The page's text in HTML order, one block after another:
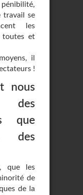
travail se
les
toutes et
il
!
nous
des
que
des
que les
de
de la